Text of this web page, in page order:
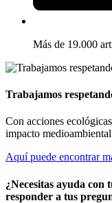
Más de 19.000
Trabajamos
Con acciones
impacto
Aquí puede encontrar
¿Necesitas ayuda con
responder a tus